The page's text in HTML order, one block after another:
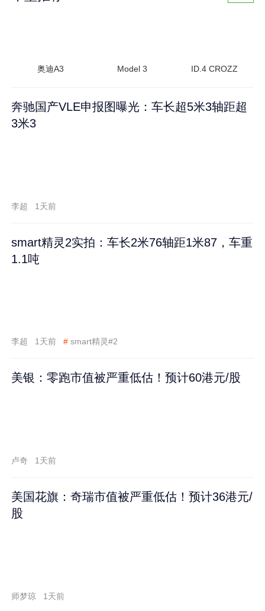
奥迪A3 Model 3 ID.4 CROZZ
奔驰国产VLE申报图曝光：车长超5米3轴距超
3米3
李超 1天前
smart精灵2实拍：车长2米76轴距1米87，车重
1.1吨
李超 1天前 # smart精灵#2
美银：零跑市值被严重低估！预计60港元/股
卢奇 1天前
美国花旗：奇瑞市值被严重低估！预计36港元/
股
师梦琼 1天前